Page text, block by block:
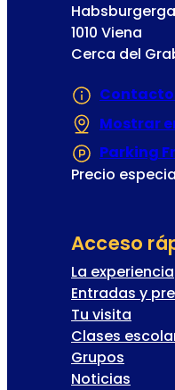
1010 Viena
Cerca del
Mostrar
Parking
Precio
Acceso
La experiencia
Entradas y
Tu visita
Clases
Grupos
Noticias